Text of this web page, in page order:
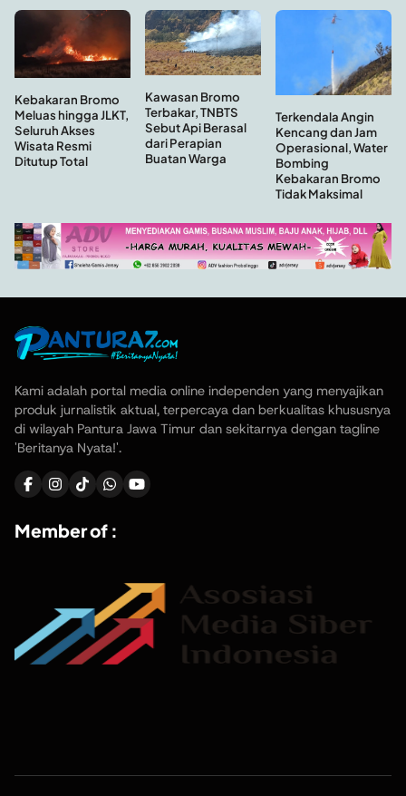
Kebakaran Bromo
Meluas hingga JLKT,
Seluruh Akses
Wisata Resmi
Ditutup Total
Kawasan Bromo
Terbakar, TNBTS
Sebut Api Berasal
dari Perapian
Buatan Warga
Terkendala Angin
Kencang dan Jam
Operasional, Water
Bombing
Kebakaran Bromo
Tidak Maksimal
Kami adalah portal media online independen yang menyajikan
produk jurnalistik aktual, terpercaya dan berkualitas khususnya
di wilayah Pantura Jawa Timur dan sekitarnya dengan tagline
'Beritanya Nyata!'.
Member of :